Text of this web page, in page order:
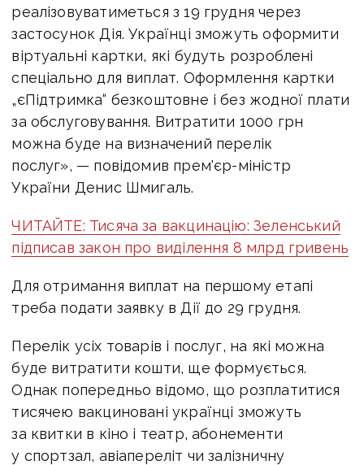
реалізовуватиметься з 19 грудня через
застосунок Дія. Українці зможуть оформити
віртуальні картки, які будуть розроблені
спеціально для виплат. Оформлення картки
„єПідтримка“ безкоштовне і без жодної плати
за обслуговування. Витратити 1000 грн
можна буде на визначений перелік
послуг», — повідомив прем'єр-міністр
України Денис Шмигаль.
ЧИТАЙТЕ: Тисяча за вакцинацію: Зеленський
підписав закон про виділення 8 млрд гривень
Для отримання виплат на першому етапі
треба подати заявку в Дії до 29 грудня.
Перелік усіх товарів і послуг, на які можна
буде витратити кошти, ще формується.
Однак попередньо відомо, що розплатитися
тисячею вакциновані українці зможуть
за квитки в кіно і театр, абонементи
у спортзал, авіапереліт чи залізничну